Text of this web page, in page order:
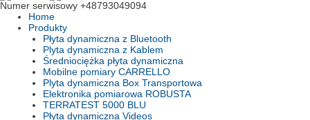
Numer serwisowy +48793049094
Home
Produkty
Płyta dynamiczna z Bluetooth
Plyta dynamiczna z Kablem
Średniociężka płyta dynamiczna
Mobilne pomiary CARRELLO
Plyta dynamiczna Box Transportowa
Elektronika pomiarowa ROBUSTA
TERRATEST 5000 BLU
Płyta dynamiczna Videos